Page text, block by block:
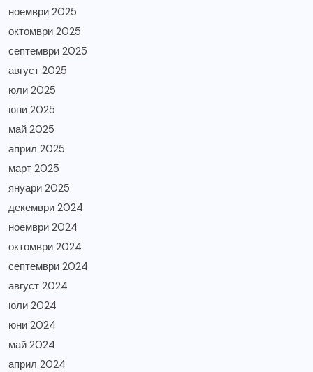
ноември 2025
октомври 2025
септември 2025
август 2025
юли 2025
юни 2025
май 2025
април 2025
март 2025
януари 2025
декември 2024
ноември 2024
октомври 2024
септември 2024
август 2024
юли 2024
юни 2024
май 2024
април 2024